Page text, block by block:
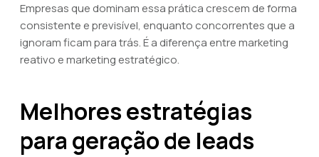
Empresas que dominam essa prática crescem de forma
consistente e previsível, enquanto concorrentes que a
ignoram ficam para trás. É a diferença entre marketing
reativo e marketing estratégico.
Melhores estratégias
para geração de leads